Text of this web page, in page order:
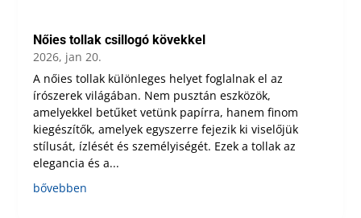
Nőies tollak csillogó kövekkel
2026, jan 20.
A nőies tollak különleges helyet foglalnak el az
írószerek világában. Nem pusztán eszközök,
amelyekkel betűket vetünk papírra, hanem finom
kiegészítők, amelyek egyszerre fejezik ki viselőjük
stílusát, ízlését és személyiségét. Ezek a tollak az
elegancia és a...
bővebben